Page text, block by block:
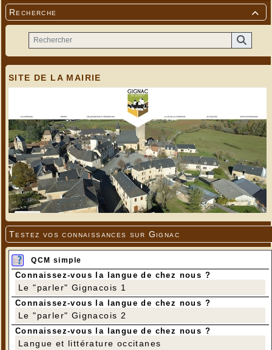

Recherche
SITE DE LA MAIRIE
Testez vos connaissances sur Gignac
QCM simple
Connaissez-vous la langue de chez nous ?
Le "parler" Gignacois 1
Connaissez-vous la langue de chez nous ?
Le "parler" Gignacois 2
Connaissez-vous la langue de chez nous ?
Langue et littérature occitanes